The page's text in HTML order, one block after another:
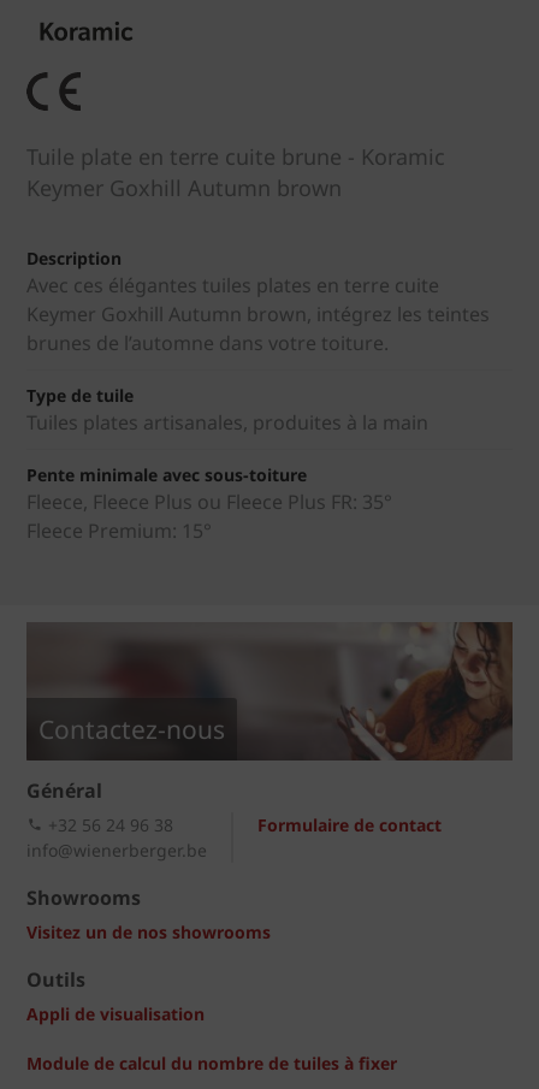
Tuile plate en terre cuite brune - Koramic
Keymer Goxhill Autumn brown
Description
Avec ces élégantes tuiles plates en terre cuite
Keymer Goxhill Autumn brown, intégrez les teintes
brunes de l’automne dans votre toiture.
Type de tuile
Tuiles plates artisanales, produites à la main
Pente minimale avec sous-toiture
Fleece, Fleece Plus ou Fleece Plus FR: 35°
Fleece Premium: 15°
Contactez-nous
Général
Formulaire de contact
+32 56 24 96 38
info@wienerberger.be
Showrooms
Visitez un de nos showrooms
Outils
Appli de visualisation
Module de calcul du nombre de tuiles à fixer